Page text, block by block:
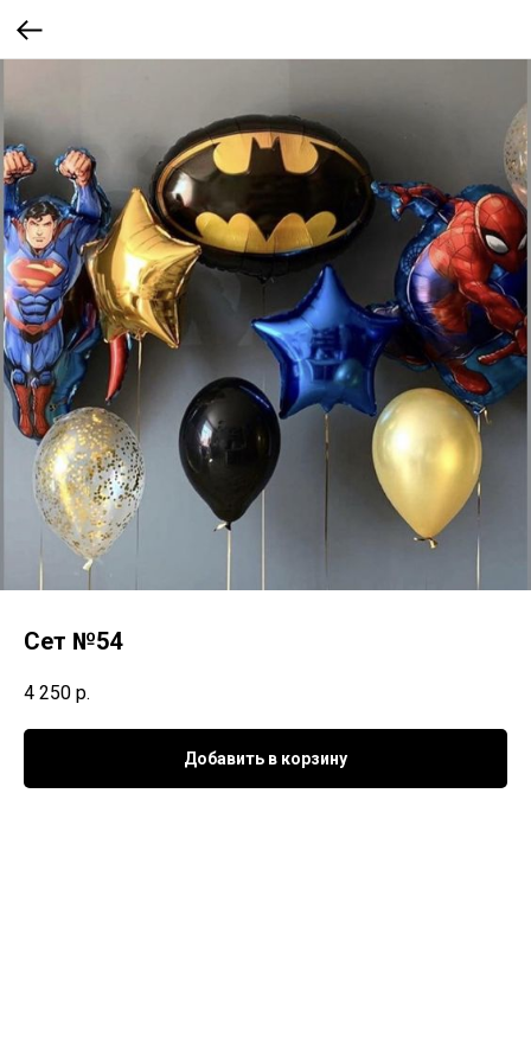
Сет №54
4 250 р.
Добавить в корзину